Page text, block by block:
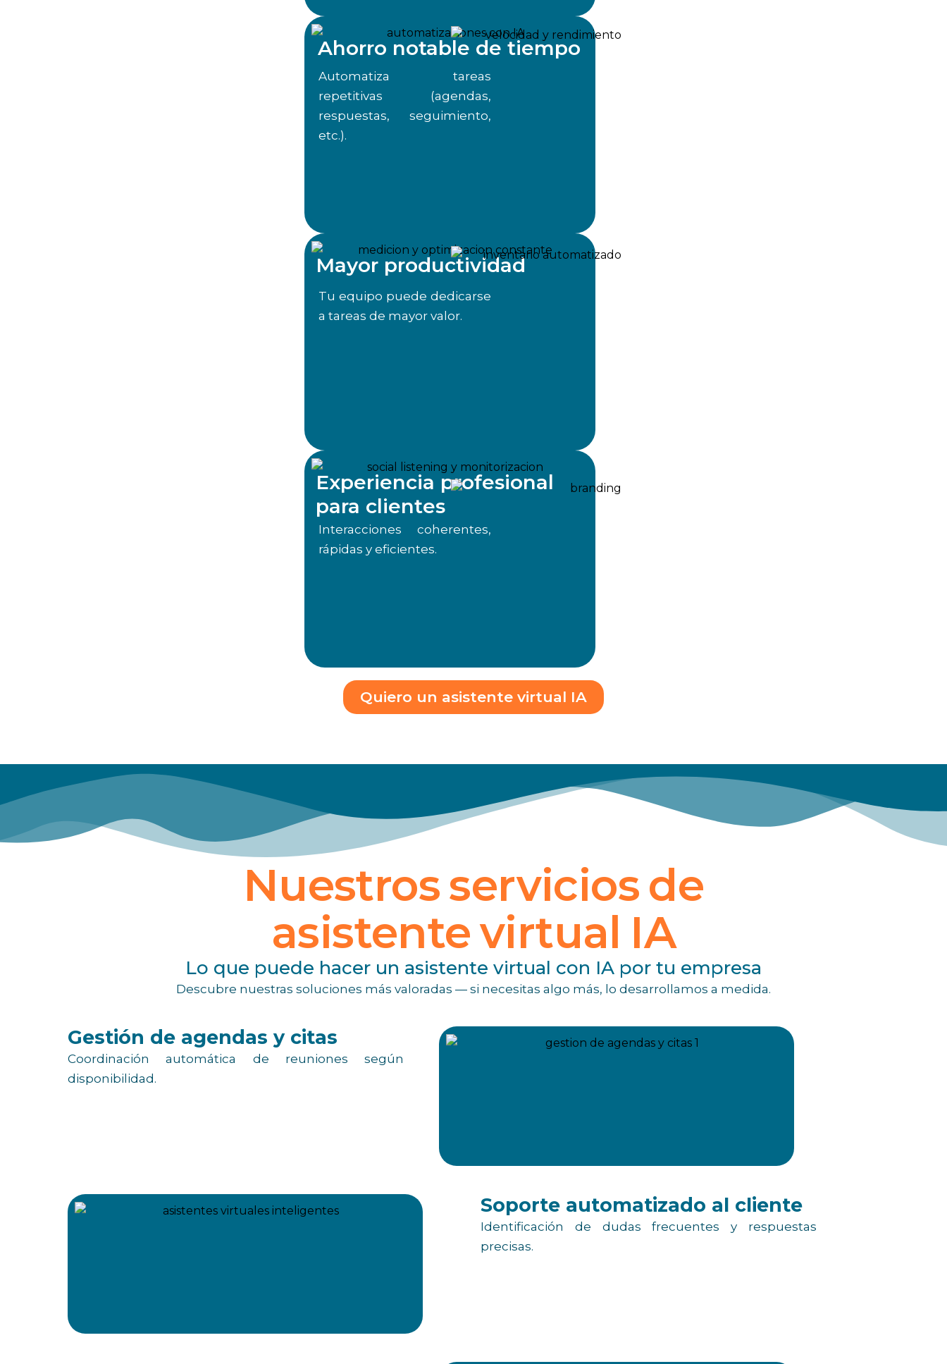
Ahorro notable de tiempo
Automatiza tareas
repetitivas (agendas,
respuestas, seguimiento,
etc.).
Mayor productividad
Tu equipo puede dedicarse
a tareas de mayor valor.
Experiencia profesional
para clientes
Interacciones coherentes,
rápidas y eficientes.
Quiero un asistente virtual IA
Nuestros servicios de
asistente virtual IA
Lo que puede hacer un asistente virtual con IA por tu empresa
Descubre nuestras soluciones más valoradas — si necesitas algo más, lo desarrollamos a medida.
Gestión de agendas y citas
Coordinación automática de reuniones según
disponibilidad.
Soporte automatizado al cliente
Identificación de dudas frecuentes y respuestas
precisas.